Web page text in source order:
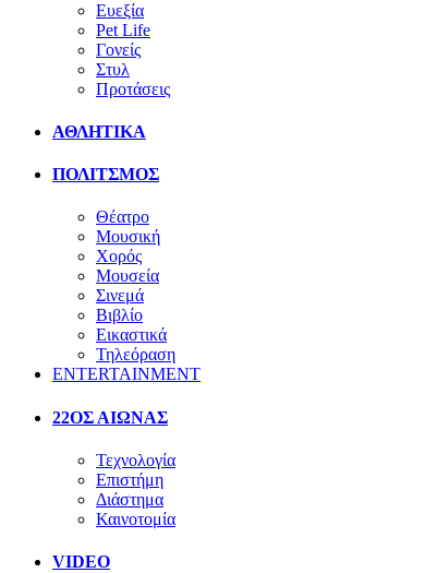
Ευεξία
Pet Life
Γονείς
Στυλ
Προτάσεις
ΑΘΛΗΤΙΚΑ
ΠΟΛΙΤΣΜΟΣ
Θέατρο
Μουσική
Χορός
Μουσεία
Σινεμά
Βιβλίο
Εικαστικά
Τηλεόραση
ENTERTAINMENT
22ΟΣ ΑΙΩΝΑΣ
Τεχνολογία
Επιστήμη
Διάστημα
Καινοτομία
VIDEO